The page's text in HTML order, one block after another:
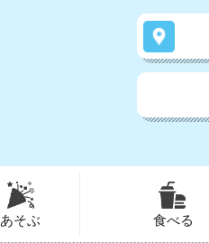
あそぶ 食べる